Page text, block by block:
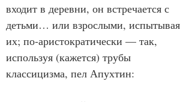
входит в деревни, он встречается с
детьми… или взрослыми, испытывая
их; по-аристократически — так,
используя (кажется) трубы
классицизма, пел Апухтин: